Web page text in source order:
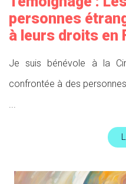
personnes
à leurs droits en
Je suis bénévole à la
confrontée à des
...